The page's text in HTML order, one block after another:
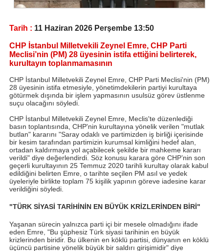
Tarih : 11 Haziran 2026 Perşembe 13:50
CHP İstanbul Milletvekili Zeynel Emre, CHP Parti
Meclisi’nin (PM) 28 üyesinin istifa ettiğini belirterek,
kurultayın toplanmamasının
CHP İstanbul Milletvekili Zeynel Emre, CHP Parti Meclisi'nin (PM)
28 üyesinin istifa etmesiyle, yönetimdekilerin partiyi kurultaya
götürmek dışında bir işlem yapmasının usulsüz görev üstlenme
suçu olacağını söyledi.
CHP İstanbul Milletvekili Zeynel Emre, Meclis'te düzenlediği
basın toplantısında, CHP'nin kurultayına yönelik verilen "mutlak
butlan" kararını "Saray odaklı ve partimizden iş birliği içerisinde
bir kesim tarafından partimizin kurumsal kimliğini hedef alan,
ortadan kaldırmaya yol açabilecek şekilde bir mahkeme kararı
verildi" diye değerlendirdi. Söz konusu karara göre CHP’nin son
geçerli kurultayının 25 Temmuz 2020 tarihli kurultay olarak kabul
edildiğini belirten Emre, o tarihte seçilen PM asıl ve yedek
üyeleriyle birlikte toplam 75 kişilik yapının göreve iadesine karar
verildiğini söyledi.
"TÜRK SİYASİ TARİHİNİN EN BÜYÜK KRİZLERİNDEN BİRİ"
Yaşanan sürecin yalnızca parti içi bir mesele olmadığını ifade
eden Emre, "Bu şüphesiz Türk siyasi tarihinin en büyük
krizlerinden biridir. Bu ülkenin en köklü partisi, dünyanın en köklü
üçüncü partisine yönelik büyük bir saldırı girişimidir" diye